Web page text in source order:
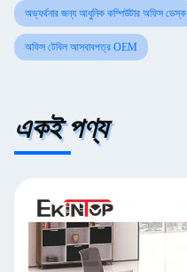
অভ্যর্থনার জন্য আধুনিক কম্পিউটার অফিস ডেস্ক
অফিস টেবিল আসবাবপত্র OEM
একই পণ্য